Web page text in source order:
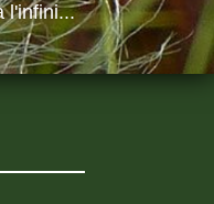
l'infini...